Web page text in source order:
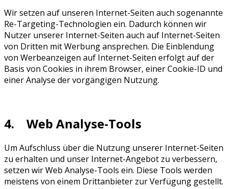
Wir setzen auf unseren Internet-Seiten auch sogenannte
Re-Targeting-Technologien ein. Dadurch können wir
Nutzer unserer Internet-Seiten auch auf Internet-Seiten
von Dritten mit Werbung ansprechen. Die Einblendung
von Werbeanzeigen auf Internet-Seiten erfolgt auf der
Basis von Cookies in ihrem Browser, einer Cookie-ID und
einer Analyse der vorgängigen Nutzung.
4. Web Analyse-Tools
Um Aufschluss über die Nutzung unserer Internet-Seiten
zu erhalten und unser Internet-Angebot zu verbessern,
setzen wir Web Analyse-Tools ein. Diese Tools werden
meistens von einem Drittanbieter zur Verfügung gestellt.